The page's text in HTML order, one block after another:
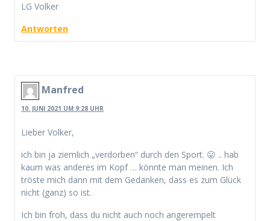
LG Volker
Antworten
Manfred
10. JUNI 2021 UM 9:28 UHR
Lieber Volker,
ich bin ja ziemlich „verdorben“ durch den Sport. 😛 .. hab
kaum was anderes im Kopf … könnte man meinen. Ich
tröste mich dann mit dem Gedanken, dass es zum Glück
nicht (ganz) so ist.
Ich bin froh, dass du nicht auch noch angerempelt